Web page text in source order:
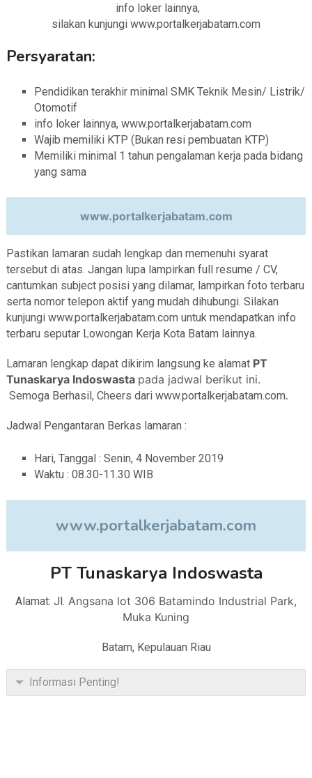
info loker lainnya,
silakan kunjungi www.portalkerjabatam.com
Persyaratan:
Pendidikan terakhir minimal SMK Teknik Mesin/ Listrik/
Otomotif
info loker lainnya, www.portalkerjabatam.com
Wajib memiliki KTP (Bukan resi pembuatan KTP)
Memiliki minimal 1 tahun pengalaman kerja pada bidang
yang sama
www.portalkerjabatam.com
Pastikan lamaran sudah lengkap dan memenuhi syarat
tersebut di atas. Jangan lupa lampirkan full resume / CV,
cantumkan subject posisi yang dilamar, lampirkan foto terbaru
serta nomor telepon aktif yang mudah dihubungi. Silakan
kunjungi www.portalkerjabatam.com untuk mendapatkan info
terbaru seputar Lowongan Kerja Kota Batam lainnya.
Lamaran lengkap dapat dikirim langsung ke alamat PT
Tunaskarya Indoswasta pada jadwal berikut ini.
Semoga Berhasil, Cheers dari www.portalkerjabatam.com.
Jadwal Pengantaran Berkas lamaran :
Hari, Tanggal : Senin, 4 November 2019
Waktu : 08.30-11.30 WIB
www.portalkerjabatam.com
PT Tunaskarya Indoswasta
Alamat: Jl. Angsana lot 306 Batamindo Industrial Park,
Muka Kuning
Batam, Kepulauan Riau
Informasi Penting!